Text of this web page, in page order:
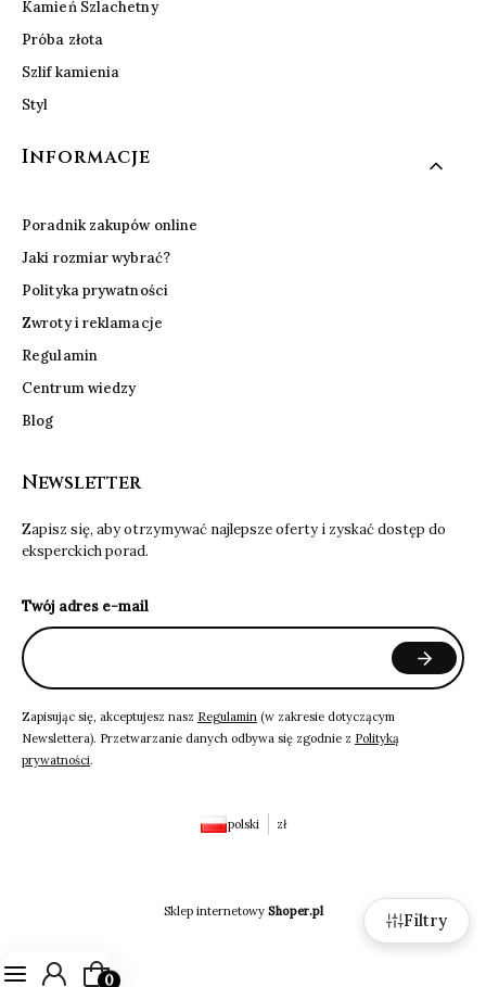
Filtry
Kamień Szlachetny
Próba złota
Szlif kamienia
Styl
Informacje
Poradnik zakupów online
Jaki rozmiar wybrać?
Polityka prywatności
Zwroty i reklamacje
Regulamin
Centrum wiedzy
Blog
Newsletter
Zapisz się, aby otrzymywać najlepsze oferty i zyskać dostęp do
eksperckich porad.
Twój adres e-mail
Zapisując się, akceptujesz nasz Regulamin (w zakresie dotyczącym
Newslettera). Przetwarzanie danych odbywa się zgodnie z Polityką
prywatności.
polski zł
Sklep internetowy Shoper.pl
Produkty w koszyku: 0. Zobacz szczegóły